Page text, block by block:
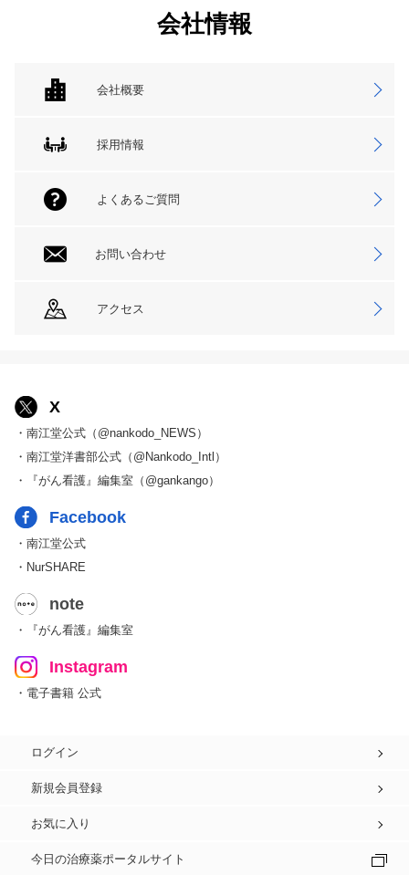
会社情報
会社概要
採用情報
よくあるご質問
お問い合わせ
アクセス
X
・南江堂公式（@nankodo_NEWS）
・南江堂洋書部公式（@Nankodo_Intl）
・『がん看護』編集室（@gankango）
Facebook
・南江堂公式
・NurSHARE
note
・『がん看護』編集室
Instagram
・電子書籍 公式
ログイン
新規会員登録
お気に入り
今日の治療薬ポータルサイト